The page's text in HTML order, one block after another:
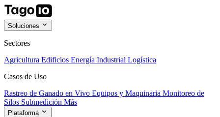
Soluciones
Sectores
Agricultura Edificios Energía Industrial Logística
Casos de Uso
Rastreo de Ganado en Vivo Equipos y Maquinaria Monitoreo de
Silos Submedición Más
Plataforma